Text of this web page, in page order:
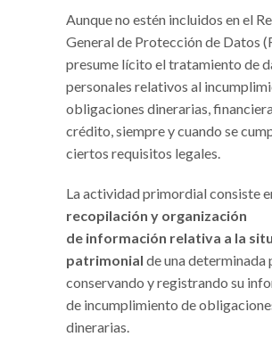
Aunque no estén incluidos en el
General de Protección de Datos
presume lícito el tratamiento de
personales relativos al
obligaciones dinerarias,
crédito, siempre y cuando se
ciertos requisitos legales.
La actividad primordial consiste
recopilación y organización
de información relativa a la
patrimonial de una determinada
conservando y registrando su
de incumplimiento de
dinerarias.